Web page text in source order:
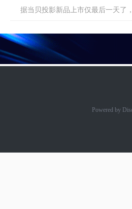
据当贝投影新品上市仅最后一天了
Powered by